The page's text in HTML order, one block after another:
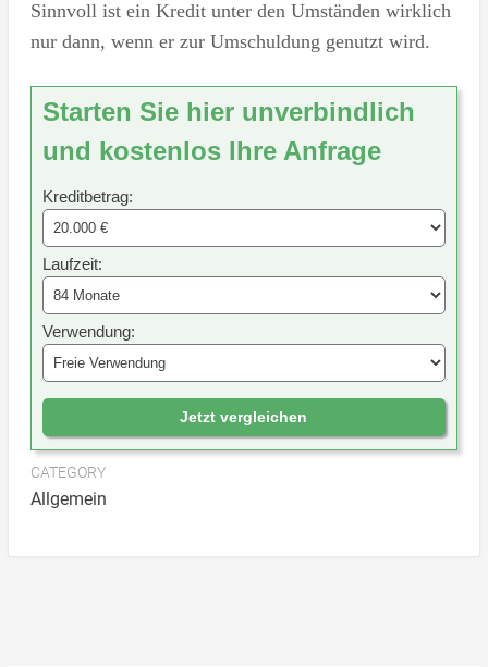
Sinnvoll ist ein Kredit unter den Umständen wirklich
nur dann, wenn er zur Umschuldung genutzt wird.
Starten Sie hier unverbindlich
und kostenlos Ihre Anfrage
Kreditbetrag:
Laufzeit:
Verwendung:
Jetzt vergleichen
CATEGORY
Allgemein